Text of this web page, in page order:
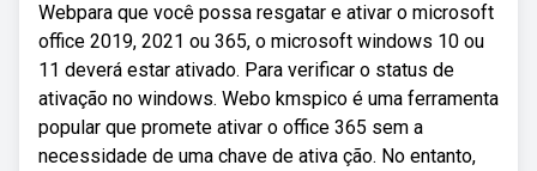
Webpara que você possa resgatar e ativar o microsoft
office 2019, 2021 ou 365, o microsoft windows 10 ou
11 deverá estar ativado. Para verificar o status de
ativação no windows. Webo kmspico é uma ferramenta
popular que promete ativar o office 365 sem a
necessidade de uma chave de ativa ção. No entanto,